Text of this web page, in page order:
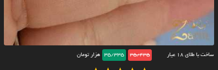
ساخت با طلای ۱۸ عیار 35/435
35/335 هزار تومان